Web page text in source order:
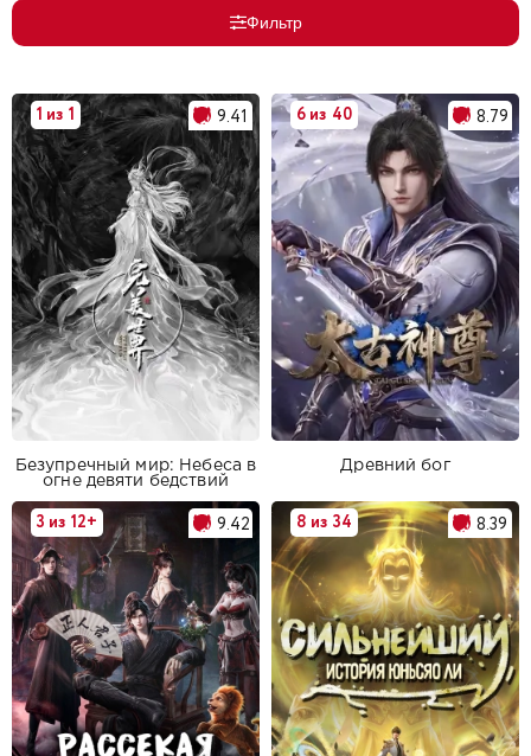
Фильтр
Безупречный мир: Небеса в
огне девяти бедствий
1 из 1 9.41
Древний бог
6 из 40 8.79
3 из 12+ 9.42 8 из 34 8.39